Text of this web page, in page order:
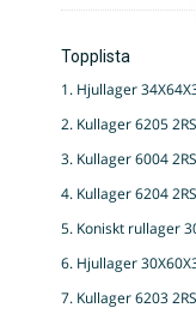
Topplista
1. Hjullager
2. Kullager 6205
3. Kullager 6004
4. Kullager 6204
5. Koniskt rullager
6. Hjullager
7. Kullager 6203